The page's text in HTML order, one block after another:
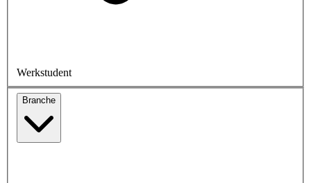
Werkstudent
Branche